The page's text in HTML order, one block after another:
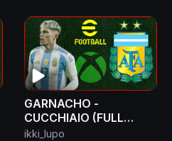
GARNACHO -
CUCCHIAIO (FULL
MANUAL)
ikki_lupo